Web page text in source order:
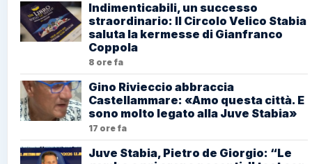
Indimenticabili, un successo
straordinario: Il Circolo Velico Stabia
saluta la kermesse di Gianfranco
Coppola
8 ore fa
Gino Rivieccio abbraccia
Castellammare: «Amo questa città. E
sono molto legato alla Juve Stabia»
17 ore fa
Juve Stabia, Pietro de Giorgio: “Le